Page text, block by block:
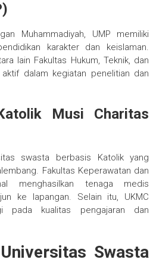
Muhammadiyah, UMP memiliki
karakter dan keislaman.
lain Fakultas Hukum, Teknik, dan
dalam kegiatan penelitian dan
Musi Charitas
swasta berbasis Katolik yang
Fakultas Keperawatan dan
menghasilkan tenaga medis
ke lapangan. Selain itu, UKMC
pada kualitas pengajaran dan
Swasta